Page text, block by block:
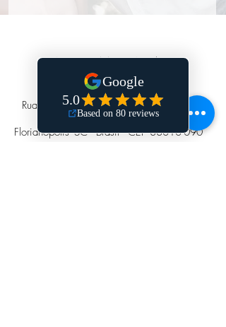
ENTRE EM CONTATO
Premier Office Center
Rua Padre Roma, 482 - sala 907/908 -
Centro
Florianópolis -SC - Brasil - CEP88010-090